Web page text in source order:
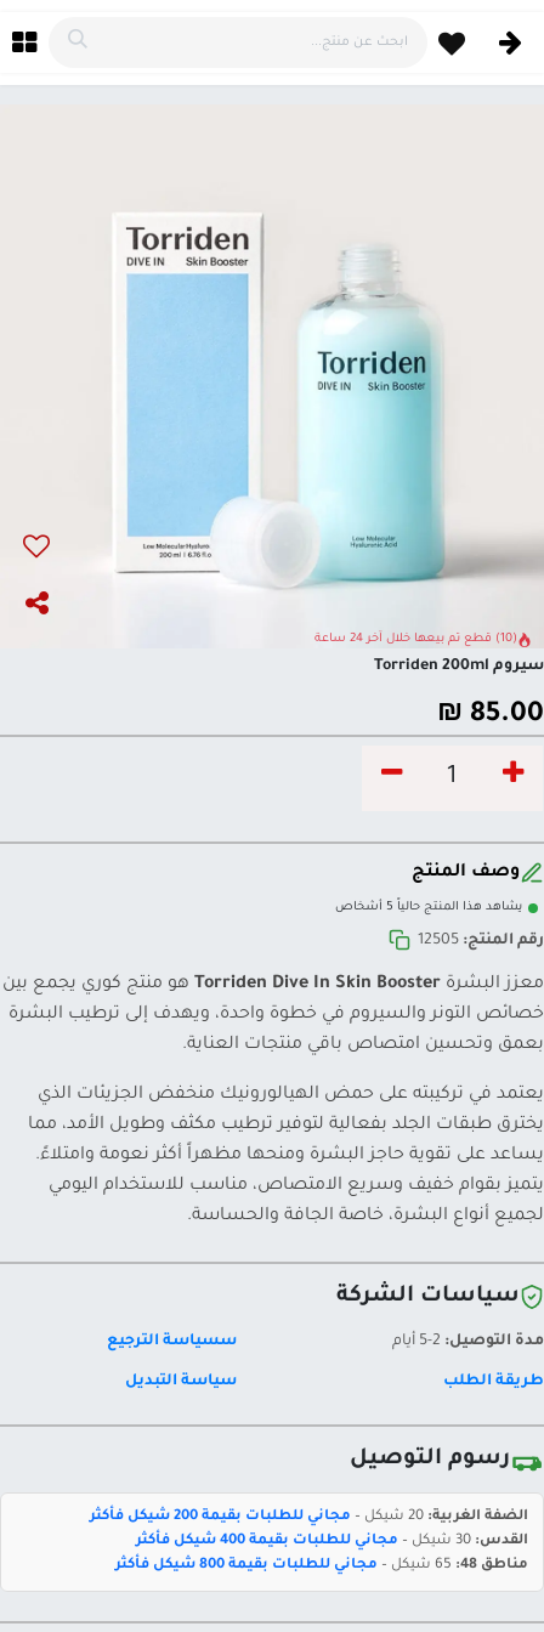
(10) قطع تم بيعها خلال آخر 24 ساعة
سيروم Torriden 200ml
85.00
₪
وصف المنتج
يشاهد هذا المنتج حالياً 5 أشخاص
رقم المنتج: 12505
معزز البشرة Torriden Dive In Skin Booster هو منتج كوري يجمع بين
خصائص التونر والسيروم في خطوة واحدة، ويهدف إلى ترطيب البشرة
بعمق وتحسين امتصاص باقي منتجات العناية.
يعتمد في تركيبته على حمض الهيالورونيك منخفض الجزيئات الذي
يخترق طبقات الجلد بفعالية لتوفير ترطيب مكثف وطويل الأمد، مما
يساعد على تقوية حاجز البشرة ومنحها مظهراً أكثر نعومة وامتلاءً.
يتميز بقوام خفيف وسريع الامتصاص، مناسب للاستخدام اليومي
لجميع أنواع البشرة، خاصة الجافة والحساسة.
سياسات الشركة
مدة التوصيل: سسياسة الترجيع
طريقة الطلب سياسة التبديل
رسوم التوصيل
الضفة الغربية:
مجاني للطلبات بقيمة 200 شيكل فأكثر
القدس:
مجاني للطلبات بقيمة 400 شيكل فأكثر
مناطق 48:
مجاني للطلبات بقيمة 800 شيكل فأكثر